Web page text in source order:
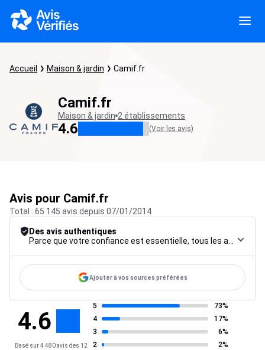
Accueil Maison & jardin Camif.fr
Camif.fr
Maison & jardin 2 établissements
4.6 (Voir les avis)
Avis pour Camif.fr
Total : 65 145 avis depuis 07/01/2014
Des avis authentiques
Ajouter à vos sources préférées
4.6
Basé sur 4 480 avis des 12
5
73%
4
17%
3
6%
2
2%